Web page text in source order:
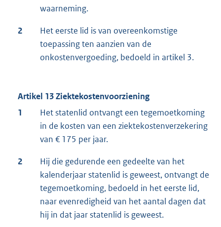
waarneming.
2
Het eerste lid is van overeenkomstige
toepassing ten aanzien van de
onkostenvergoeding, bedoeld in artikel 3.
Artikel 13 Ziektekostenvoorziening
1
Het statenlid ontvangt een tegemoetkoming
in de kosten van een ziektekostenverzekering
van € 175 per jaar.
2
Hij die gedurende een gedeelte van het
kalenderjaar statenlid is geweest, ontvangt de
tegemoetkoming, bedoeld in het eerste lid,
naar evenredigheid van het aantal dagen dat
hij in dat jaar statenlid is geweest.